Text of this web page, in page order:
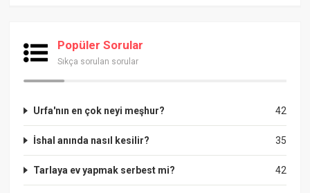
Popüler Sorular
Sıkça sorulan sorular
42
Urfa'nın en çok neyi meşhur?
35
İshal anında nasıl kesilir?
42
Tarlaya ev yapmak serbest mi?